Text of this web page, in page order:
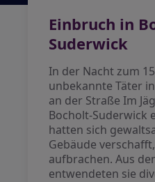
Einbruch in
Suderwick
In der Nacht zum
unbekannte Täter
an der Straße Im
Bocholt-Suderwick
hatten sich
Gebäude
aufbrachen. Aus
entwendeten sie